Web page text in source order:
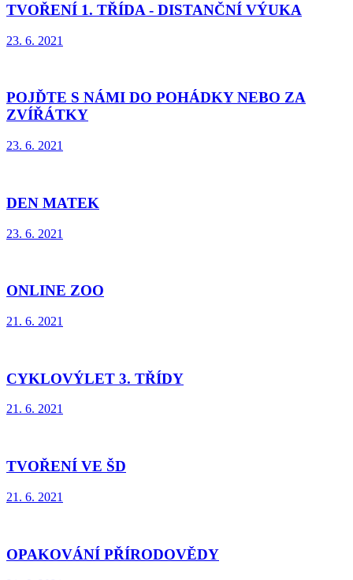
TVOŘENÍ 1. TŘÍDA - DISTANČNÍ VÝUKA
23. 6. 2021
POJĎTE S NÁMI DO POHÁDKY NEBO ZA
ZVÍŘÁTKY
23. 6. 2021
DEN MATEK
23. 6. 2021
ONLINE ZOO
21. 6. 2021
CYKLOVÝLET 3. TŘÍDY
21. 6. 2021
TVOŘENÍ VE ŠD
21. 6. 2021
OPAKOVÁNÍ PŘÍRODOVĚDY